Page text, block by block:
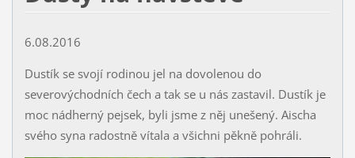
6.08.2016
Dustík se svojí rodinou jel na dovolenou do
severovýchodních čech a tak se u nás zastavil. Dustík je
moc nádherný pejsek, byli jsme z něj unešený. Aischa
svého syna radostně vítala a všichni pěkně pohráli.